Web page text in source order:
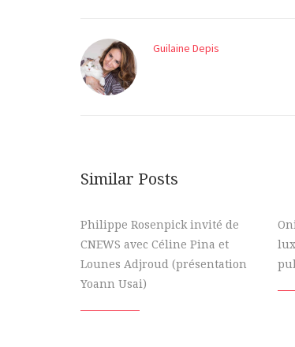
Guilaine Depis
Similar Posts
Philippe Rosenpick invité de
CNEWS avec Céline Pina et
Lounes Adjroud (présentation
Yoann Usai)